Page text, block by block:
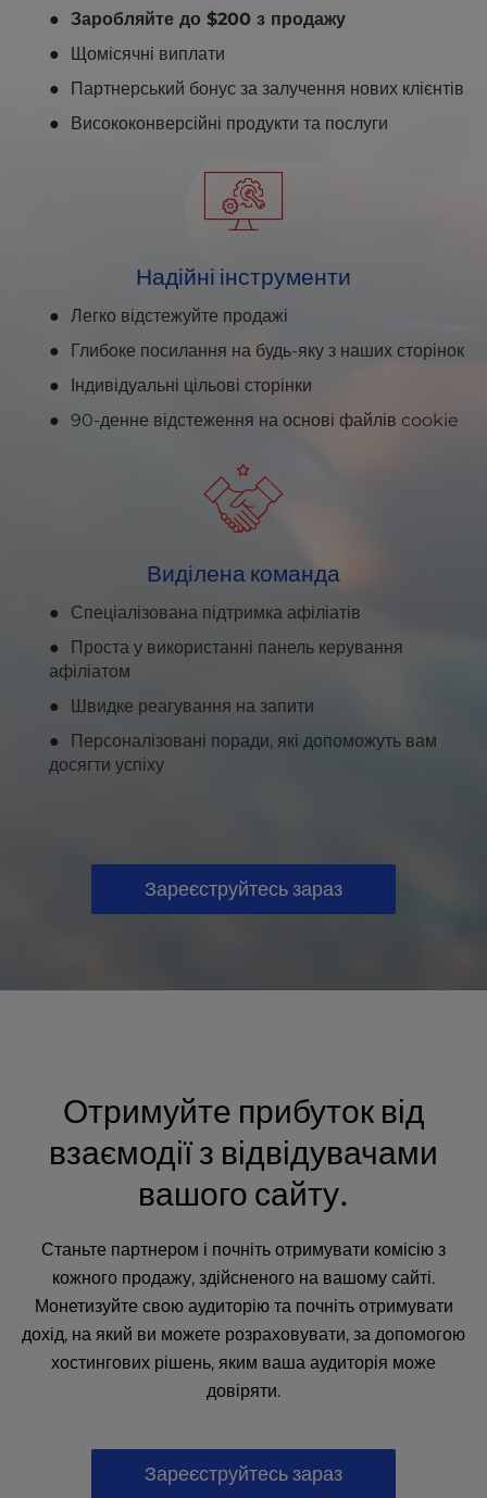
Заробляйте до $200 з продажу
Щомісячні виплати
Партнерський бонус за залучення нових клієнтів
Висококонверсійні продукти та послуги
Надійні інструменти
Легко відстежуйте продажі
Глибоке посилання на будь-яку з наших сторінок
Індивідуальні цільові сторінки
90-денне відстеження на основі файлів cookie
Виділена команда
Спеціалізована підтримка афіліатів
Проста у використанні панель керування
афіліатом
Швидке реагування на запити
Персоналізовані поради, які допоможуть вам
досягти успіху
Зареєструйтесь зараз
Отримуйте прибуток від
взаємодії з відвідувачами
вашого сайту.
Станьте партнером і почніть отримувати комісію з
кожного продажу, здійсненого на вашому сайті.
Монетизуйте свою аудиторію та почніть отримувати
дохід, на який ви можете розраховувати, за допомогою
хостингових рішень, яким ваша аудиторія може
довіряти.
Зареєструйтесь зараз